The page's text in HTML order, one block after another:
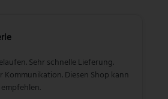
Sehr schnelle Lieferung.
Kommunikation. Diesen Shop kann